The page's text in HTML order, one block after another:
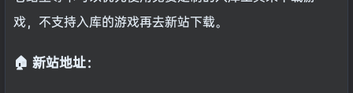
戏，不支持入库的游戏再去新站下载。
🏠 新站地址：